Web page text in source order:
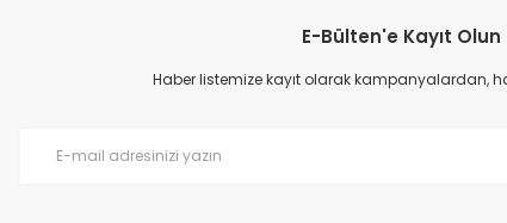
E-Bülten'e Kayıt Olun
Haber listemize kayıt olarak kampanyalardan,